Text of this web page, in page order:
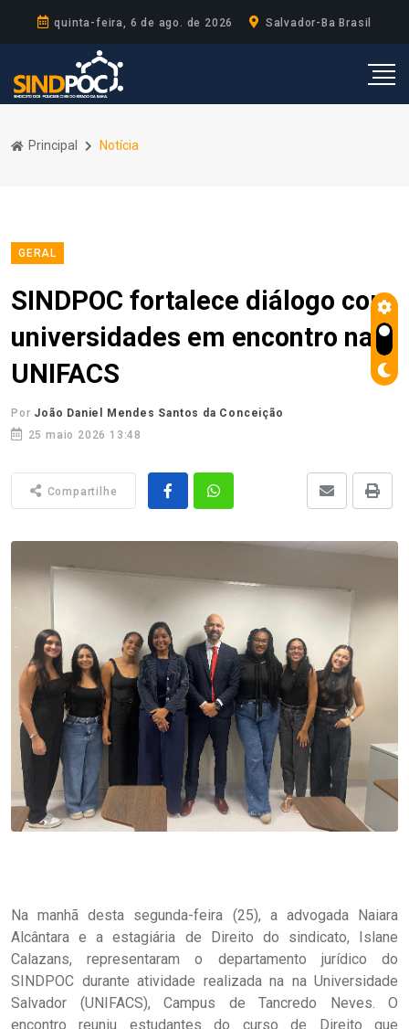
quinta-feira, 6 de ago. de 2026 Salvador-Ba Brasil
Principal Notícia
GERAL
SINDPOC fortalece diálogo com
universidades em encontro na
UNIFACS
Por João Daniel Mendes Santos da Conceição
25 maio 2026 13:48
Compartilhe
Na manhã desta segunda-feira (25), a advogada Naiara
Alcântara e a estagiária de Direito do sindicato, Islane
Calazans, representaram o departamento jurídico do
SINDPOC durante atividade realizada na na Universidade
Salvador (UNIFACS), Campus de Tancredo Neves. O
encontro reuniu estudantes do curso de Direito que